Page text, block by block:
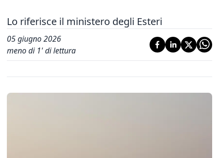
Lo riferisce il ministero degli Esteri
05 giugno 2026
meno di 1' di lettura